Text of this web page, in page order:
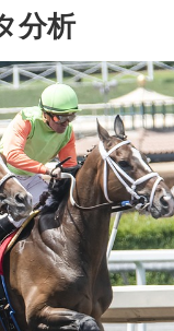
分析